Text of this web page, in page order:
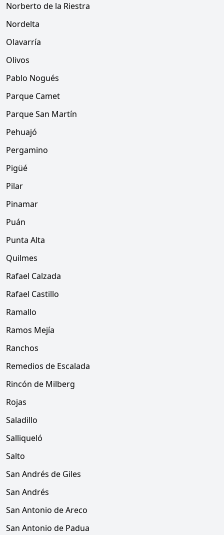
Norberto de la Riestra
Nordelta
Olavarría
Olivos
Pablo Nogués
Parque Camet
Parque San Martín
Pehuajó
Pergamino
Pigüé
Pilar
Pinamar
Puán
Punta Alta
Quilmes
Rafael Calzada
Rafael Castillo
Ramallo
Ramos Mejía
Ranchos
Remedios de Escalada
Rincón de Milberg
Rojas
Saladillo
Salliqueló
Salto
San Andrés de Giles
San Andrés
San Antonio de Areco
San Antonio de Padua